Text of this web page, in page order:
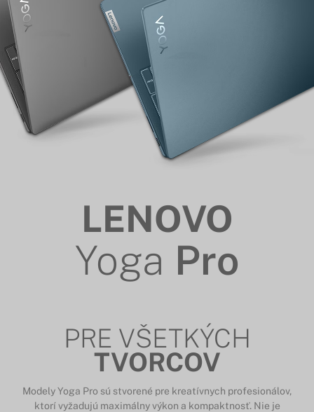
LENOVO
Yoga Pro
PRE VŠETKÝCH
TVORCOV
Modely Yoga Pro sú stvorené pre kreatívnych profesionálov,
ktorí vyžadujú maximálny výkon a kompaktnosť. Nie je